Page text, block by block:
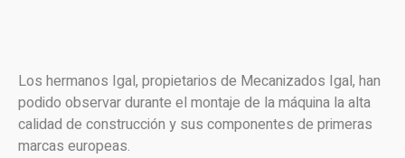
Los hermanos Igal, propietarios de Mecanizados Igal, han
podido observar durante el montaje de la máquina la alta
calidad de construcción y sus componentes de primeras
marcas europeas.